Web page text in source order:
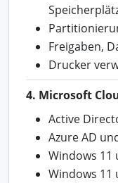
Freigaben,
Drucker
4. Microsoft
Active
Azure AD
Windows 11
Windows 11